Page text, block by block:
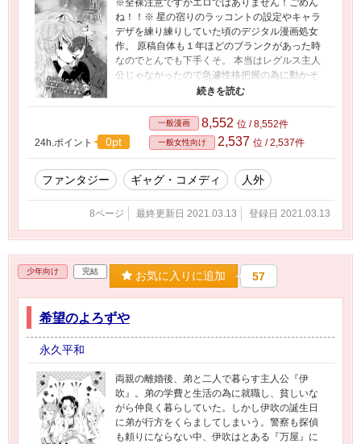
※全裸注意ですがエロではありません！ごめん
ね！！※ 星の宿りのラッコントの設定やキャラ
デザを練り練りしていた頃のデジタル漫画処女
作。 原稿自体も１年ほどのブランクがあった時
なのでとんでも下手くそ。 本当はレグルス主人
公じゃなかったので急遽性格把握の為に動かそ
うと描いたのですが… 何故か服を着ていなかっ
た(爆)当時は20代後半設定だったので老けていま
す。(現在のは18歳) シャトも今より元気です(笑)
コマ割りすらデジタルで出来ないレベルでした
が楽しんで頂けたら幸いです…！
24h.ポイント 0pt
一般漫画 8,552 位 / 8,552件
一般女性向け 2,537 位 / 2,537件
ファンタジー ギャグ・コメディ 人外
8ページ 最終更新日 2021.03.13 登録日 2021.03.13
少年向け 完結 お気に入りに追加 57
希望のよろずや
永久平和
両親の離婚後、弟と二人で暮らす主人公『伊
吹』。弟の学費と生活の為に就職し、貧しいな
がら仲良く暮らしていた。しかし伊吹の誕生日
に弟が行方をくらましてしまいう。警察も探偵
も頼りにならない中、伊吹はとある『万屋』に